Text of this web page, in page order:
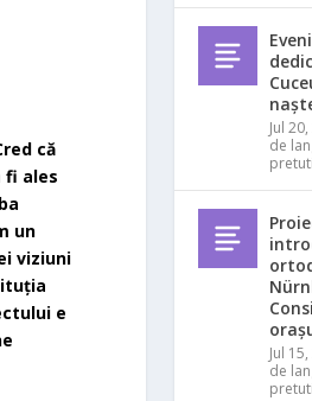
că
fi ales
un
viziuni
e
Jul
de
Jul
de